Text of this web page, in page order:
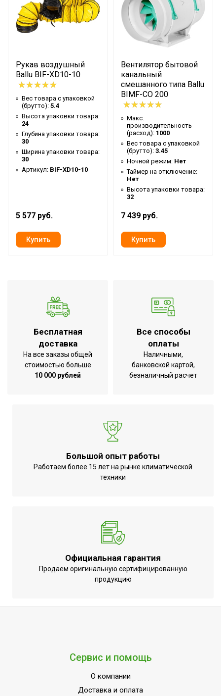
товара
34
Артикул
BIF-XD12-5
Высота товара
30
Глубина товара
15
Срок службы
5 лет
Ширина товара
30
Вес товара (нетто)
Внутренний диаметр
Количество метров в
Промышленное
Страна производства
Рукав воздушный
Ballu BIF-XD10-10
Вес товара с упаковкой
(брутто): 5.4
Высота упаковки товара:
24
Глубина упаковки товара:
30
Ширина упаковки товара:
30
Артикул: BIF-XD10-10
5 577 руб.
Вентилятор бытовой
канальный
смешанного типа Ballu
BIMF-CO 200
Макс.
производительность
(расход): 1000
Вес товара с упаковкой
(брутто): 3.45
Ночной режим: Нет
Таймер на отключение:
Нет
Высота упаковки товара:
32
7 439 руб.
Бесплатная
доставка
На все заказы общей
стоимостью больше
10 000 рублей
Все способы
оплаты
Наличными,
банковской картой,
безналичный расчет
Большой опыт работы
Работаем более 15 лет на рынке климатической
техники
Официальная гарантия
Продаем оригинальную сертифицированную
продукцию
Сервис и помощь
О компании
Доставка и оплата